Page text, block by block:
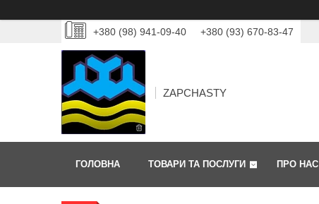
+380 (98) 941-09-40 +380 (93) 670-83-47
ZAPCHASTY
ГОЛОВНА ТОВАРИ ТА ПОСЛУГИ ПРО НАС